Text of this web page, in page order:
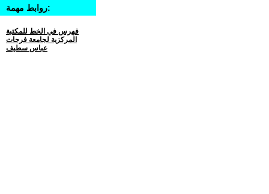
روابط مهمة:
فهرس في الخط للمكتبة
المركزية لجامعة فرحات
عباس سطيف